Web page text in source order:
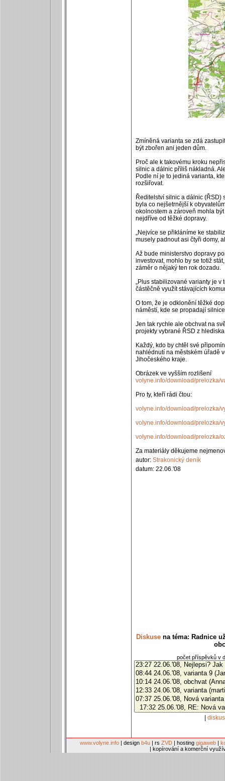
Zmíněná varianta se zdá
být zbořen ani jeden dům.
Proč ale k takovému kroku
silnic a dálnic příliš nákladná.
Podle ní je to jediná varianta,
rozšiřovat.
Ředitelství silnic a dálnic (ŘSD)
byla co nejšetrnější k
okolnostem a zároveň mohla
nejdříve od těžké dopravy.
„Nejvíce se přikláníme ke
musely padnout asi čtyři domy,
Až bude ministerstvo dopravy
investovat, mohlo by se totiž
záměr o nějaký ten rok dozadu.
„Plus stabilizované varianty je v
částěčně využít stávajících
O tom, že je odklonění těžké
náměstí, kde se propadají
Jen tak rychle ale obchvat na
projekty vybrané ŘSD z
Každý, kdo by chtěl své
nahlédnutí na městském úřadě
Jihočeského kraje.
Obrázek ve vyšším rozlišení
volyne.info/download/prelozka/
Pro ty, kteří rádi čtou:
volyne.info/download/prelozka/
volyne.info/download/prelozka/
volyne.info/download/prelozka/
Za materiály děkujeme
autor: Strakonický deník
datum: 22.06.'08
Diskuse na téma: Radnice
počet příspěvků v
www.volyne.info | design b4u | rs ZVD | hosting gigaweb |
| kopírování a komerční